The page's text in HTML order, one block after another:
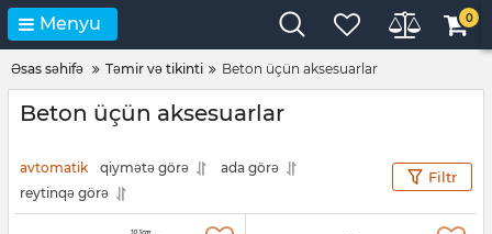
Menyu 0
Əsas səhifə Təmir və tikinti Beton üçün aksesuarlar
Beton üçün aksesuarlar
avtomatik qiymətə görə
ada görə
reytinqə görə
Filtr